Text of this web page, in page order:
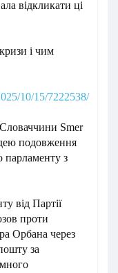
відкликати ці
і чим
10/15/7222538/
Словаччини Smer
подовження
парламенту з
від Партії
проти
Орбана через
за